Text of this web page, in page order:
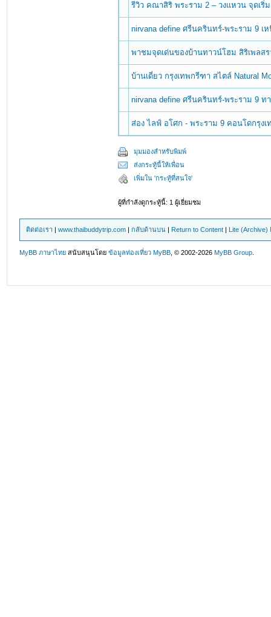
รีวิว คณาสิริ พระราม 2 – วงแหวน จุดเ
nirvana define ศรีนครินทร์-พระราม 9
พาชมจุดเด่นของบ้านทาวน์โฮม สิริเพลส
บ้านเดี่ยว กรุงเทพกรีฑา สไตล์ Natural
nirvana define ศรีนครินทร์-พระราม 9 ท
ส่อง ไลฟ์ อโศก - พระราม 9 คอนโดกรุง
มุมมองสำหรับพิมพ์
ส่งกระทู้นี้ให้เพื่อน
เพิ่มใน 'กระทู้ที่สนใจ'
ผู้ที่กำลังดูกระทู้นี้: 1 ผู้เยี่ยมชม
ติดต่อเรา |www.thaibuddytrip.com |กลับด้านบน | Return to Content | Lite (Archive)
MyBB ภาษาไทย สนับสนุนโดยข้อมูลท่องเที่ยว MyBB , © 2002-2026MyBB Group